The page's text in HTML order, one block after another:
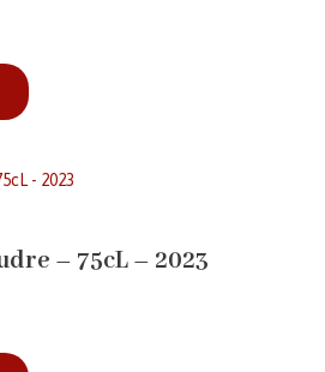
– 75cL – 2023